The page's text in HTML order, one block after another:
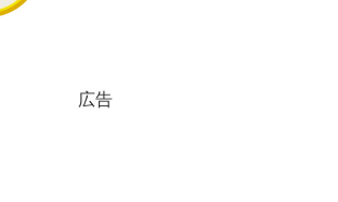
広告